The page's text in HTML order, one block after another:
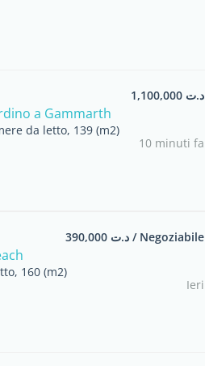
د.ت 1,100,000
a Gammarth
da letto, 139 (m2)
10 minuti fa
د.ت 390,000 / Negoziabile
160 (m2)
Ieri